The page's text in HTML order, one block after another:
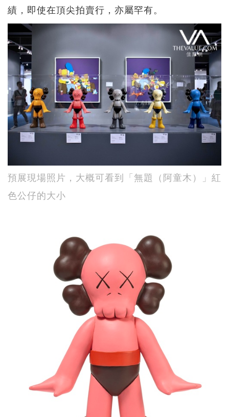
績，即使在頂尖拍賣行，亦屬罕有。
預展現場照片，大概可看到「無題（阿童木）」紅
色公仔的大小